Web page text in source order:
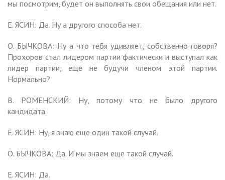
мы посмотрим, будет он выполнять свои обещания или нет.
Е. ЯСИН: Да. Ну а другого способа нет.
О. БЫЧКОВА: Ну а что тебя удивляет, собственно говоря?
Прохоров стал лидером партии фактически и выступал как
лидер партии, еще не будучи членом этой партии.
Нормально?
В. РОМЕНСКИЙ: Ну, потому что не было другого
кандидата.
Е. ЯСИН: Ну, я знаю еще один такой случай.
О. БЫЧКОВА: Да. И мы знаем еще такой случай.
Е. ЯСИН: Да.